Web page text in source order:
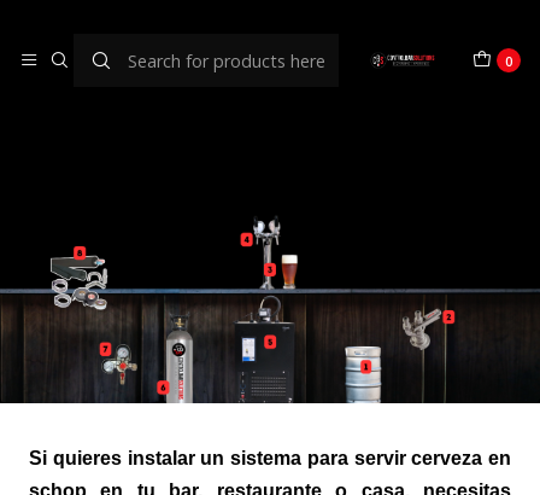
0
¿Que necesito para dispensar
Si quieres instalar un sistema para servir cerveza en
schop en tu bar, restaurante o casa, necesitas